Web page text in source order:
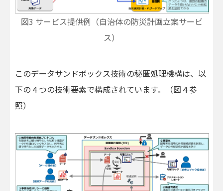
図3 サービス提供例（自治体の防災計画立案サービ
ス）
このデータサンドボックス技術の秘匿処理機構は、以
下の４つの技術要素で構成されています。（図４参
照）